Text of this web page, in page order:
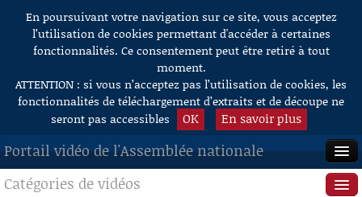
Aller au contenu
En poursuivant votre navigation sur ce site, vous acceptez
l’utilisation de cookies permettant d'accéder à certaines
fonctionnalités. Ce consentement peut être retiré à tout
moment.
ATTENTION : si vous n’acceptez pas l’utilisation de cookies, les
fonctionnalités de téléchargement d’extraits et de découpe ne
seront pas accessibles
OK En savoir plus
Portail vidéo de l'Assemblée nationale
ACCUEIL
Catégories de vidéos